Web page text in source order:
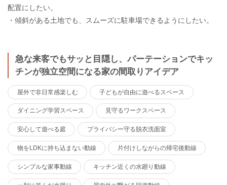
配置にしたい。
・傾斜がある土地でも、スムーズに駐車場できるようにしたい。
急な来客でもサッと目隠し、パーテーションでキッ
チンが独立空間になる家の間取りアイデア
屋外で非日常感楽しむ 子どもが自由に遊べるスペース
ダイニング学習スペース 見守るワークスペース
安心して遊べる庭 プライバシー守る脱衣洗面室
物をLDKに持ち込まない動線 片付けしながらの帰宅後動線
シンプルな家事動線 キッチン近くの水廻り動線